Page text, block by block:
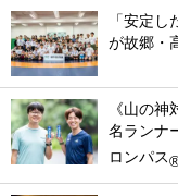
「安定
が故郷・
《山の
名ランナ
ロンパス